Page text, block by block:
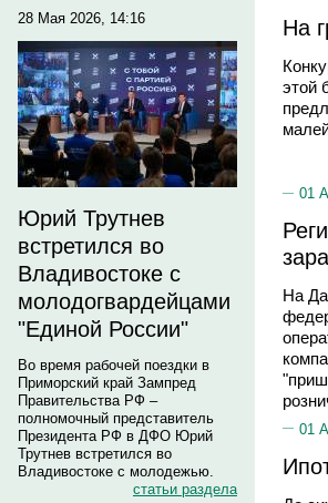
28 Мая 2026, 14:16
Юрий Трутнев
встретился во
Владивостоке с
молодогвардейцами
"Единой России"
Во время рабочей поездки в
Приморский край Зампред
Правительства РФ –
полномочный представитель
Президента РФ в ДФО Юрий
Трутнев встретился во
Владивостоке с молодежью.
статьи раздела
На
этой
01
На
01